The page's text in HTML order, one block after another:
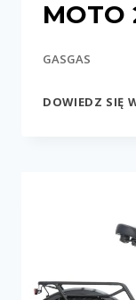
MOTO
GASGAS
DOWIEDZ SIĘ